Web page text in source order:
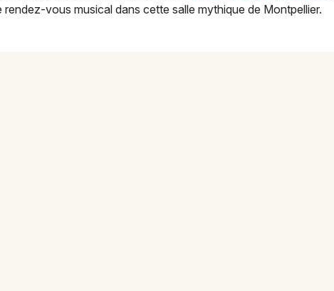
vous musical dans cette salle mythique de Montpellier.